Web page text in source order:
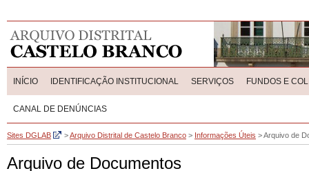
INÍCIO IDENTIFICAÇÃO INSTITUCIONAL SERVIÇOS FUNDOS E
CANAL DE DENÚNCIAS
Sites DGLAB >Arquivo Distrital de Castelo Branco > Informações Úteis >Arquivo de
Arquivo de Documentos